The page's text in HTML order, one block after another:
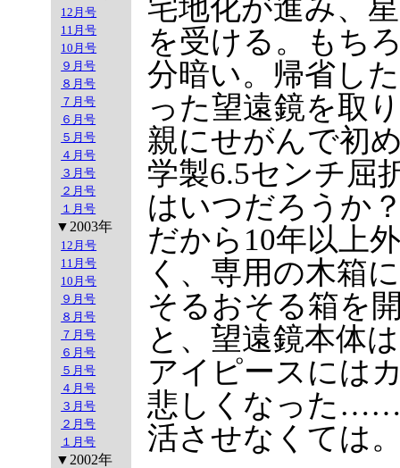
12月号
11月号
10月号
９月号
８月号
７月号
６月号
５月号
４月号
３月号
２月号
１月号
▼2003年
12月号
11月号
10月号
９月号
８月号
７月号
６月号
５月号
４月号
３月号
２月号
１月号
▼2002年
宅地化が進み、
を受ける。もち
分暗い。帰省し
った望遠鏡を取
親にせがんで初
学製6.5センチ屈
はいつだろうか
だから10年以上
く、専用の木箱
そるおそる箱を
と、望遠鏡本体
アイピースには
悲しくなった……
活させなくては